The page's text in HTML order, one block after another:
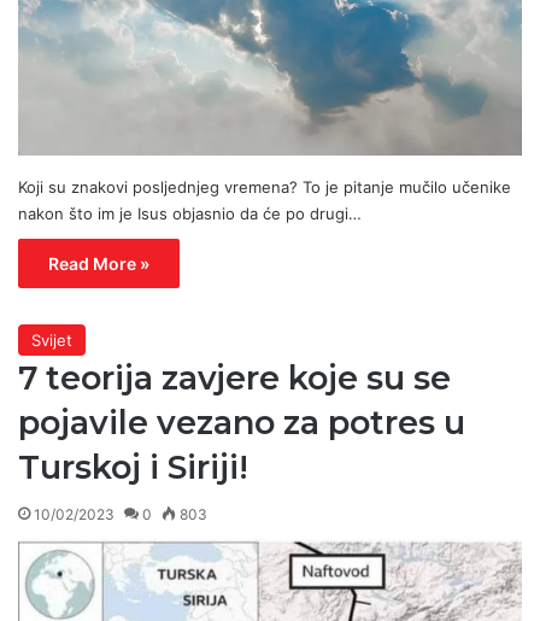
Koji su znakovi posljednjeg vremena? To je pitanje mučilo učenike
nakon što im je Isus objasnio da će po drugi…
Read More »
Svijet
7 teorija zavjere koje su se
pojavile vezano za potres u
Turskoj i Siriji!
10/02/2023 0 803